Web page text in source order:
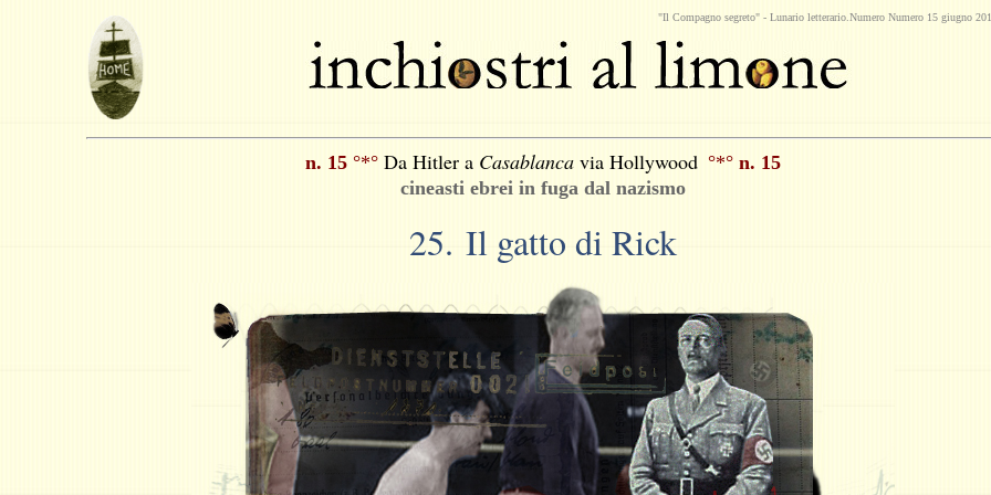
"Il Compagno segreto" - Lunario letterario.Numero Numero 15 giugno
n. 15 °*° Da Hitler a Casablanca via Hollywood °*° n. 15
cineasti ebrei in fuga dal nazismo
25. Il gatto di Rick